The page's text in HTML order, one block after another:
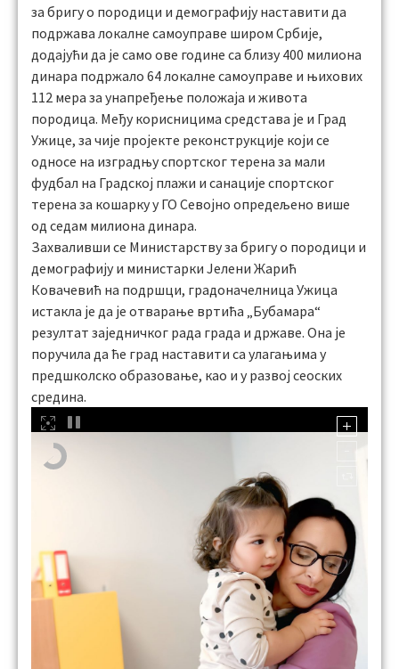
за бригу о породици и демографију наставити да
подржава локалне самоуправе широм Србије,
додајући да је само ове године са близу 400 милиона
динара подржало 64 локалне самоуправе и њихових
112 мера за унапређење положаја и живота
породица. Међу корисницима средстава је и Град
Ужице, за чије пројекте реконструкције који се
односе на изградњу спортског терена за мали
фудбал на Градској плажи и санације спортског
терена за кошарку у ГО Севојно опредељено више
од седам милиона динара.
Захваливши се Министарству за бригу о породици и
демографију и министарки Јелени Жарић
Ковачевић на подршци, градоначелница Ужица
истакла је да је отварање вртића „Бубамара“
резултат заједничког рада града и државе. Она је
поручила да ће град наставити са улагањима у
предшколско образовање, као и у развој сеоских
средина.